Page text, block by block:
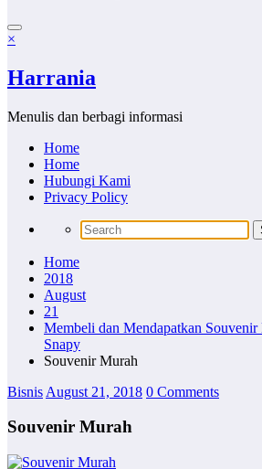
×
Harrania
Menulis dan berbagi informasi
Home
Home
Hubungi Kami
Privacy Policy
Home
2018
August
21
Membeli dan Mendapatkan
Snapy
Souvenir Murah
Bisnis August 21, 2018 0 Comments
Souvenir Murah